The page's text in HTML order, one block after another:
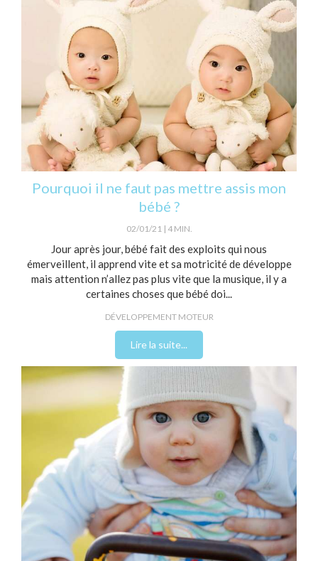
Pourquoi il ne faut pas mettre assis mon
bébé ?
02/01/21 4 MIN.
Jour après jour, bébé fait des exploits qui nous
émerveillent, il apprend vite et sa motricité de développe
mais attention n’allez pas plus vite que la musique, il y a
certaines choses que bébé doi...
DÉVELOPPEMENT MOTEUR
Lire la suite...